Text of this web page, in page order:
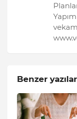
Benzer yazılar